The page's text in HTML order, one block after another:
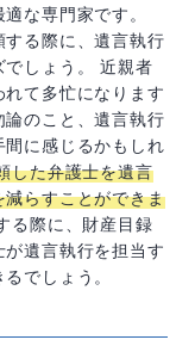
な専門家です。
る際に、遺言執行
しょう。 近親者
て多忙になります
のこと、遺言執行
に感じるかもしれ
した弁護士を遺言
らすことができま
る際に、財産目録
遺言執行を担当す
でしょう。